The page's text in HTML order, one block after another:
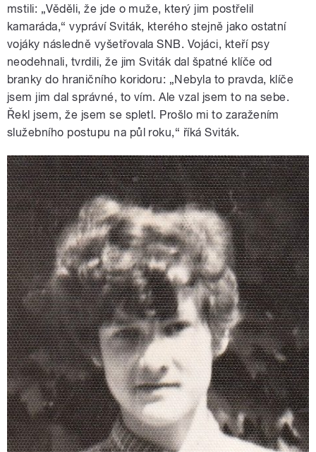
mstili: „Věděli, že jde o muže, který jim postřelil
kamaráda,“ vypráví Sviták, kterého stejně jako ostatní
vojáky následně vyšetřovala SNB. Vojáci, kteří psy
neodehnali, tvrdili, že jim Sviták dal špatné klíče od
branky do hraničního koridoru: „Nebyla to pravda, klíče
jsem jim dal správné, to vím. Ale vzal jsem to na sebe.
Řekl jsem, že jsem se spletl. Prošlo mi to zaražením
služebního postupu na půl roku,“ říká Sviták.